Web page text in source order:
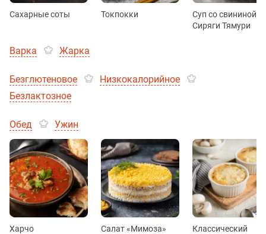
Сахарные соты Токпокки
Суп со свининой
Сиряги Тямури
Варка Жарка
Безглютеновое
Низкокалорийное
Безлактозное
Обед Ужин
Харчо
Салат «Мимоза»
Классический